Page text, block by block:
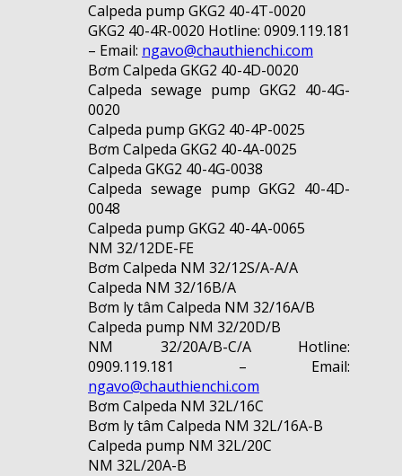
Calpeda pump GKG2 40-4T-0020
GKG2 40-4R-0020 Hotline: 0909.119.181
– Email: ngavo@chauthienchi.com
Bơm Calpeda GKG2 40-4D-0020
Calpeda sewage pump GKG2 40-4G-
0020
Calpeda pump GKG2 40-4P-0025
Bơm Calpeda GKG2 40-4A-0025
Calpeda GKG2 40-4G-0038
Calpeda sewage pump GKG2 40-4D-
0048
Calpeda pump GKG2 40-4A-0065
NM 32/12DE-FE
Bơm Calpeda NM 32/12S/A-A/A
Calpeda NM 32/16B/A
Bơm ly tâm Calpeda NM 32/16A/B
Calpeda pump NM 32/20D/B
NM 32/20A/B-C/A Hotline:
0909.119.181 – Email:
ngavo@chauthienchi.com
Bơm Calpeda NM 32L/16C
Bơm ly tâm Calpeda NM 32L/16A-B
Calpeda pump NM 32L/20C
NM 32L/20A-B